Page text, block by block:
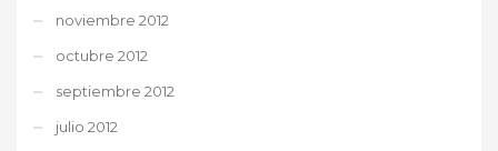
noviembre 2012
octubre 2012
septiembre 2012
julio 2012